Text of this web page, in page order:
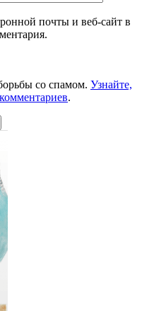
почты и веб-сайт в
со спамом. Узнайте,
.